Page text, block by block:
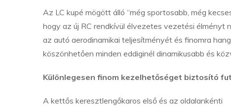
Az LC kupé mögött álló “még sportosabb, még
hogy az új RC rendkívül élvezetes vezetési
az autó aerodinamikai teljesítményét és finomra
köszönhetően minden eddiginél dinamikusabb és
Különlegesen finom kezelhetőséget biztosító
A kettős keresztlengőkaros első és az oldalankénti